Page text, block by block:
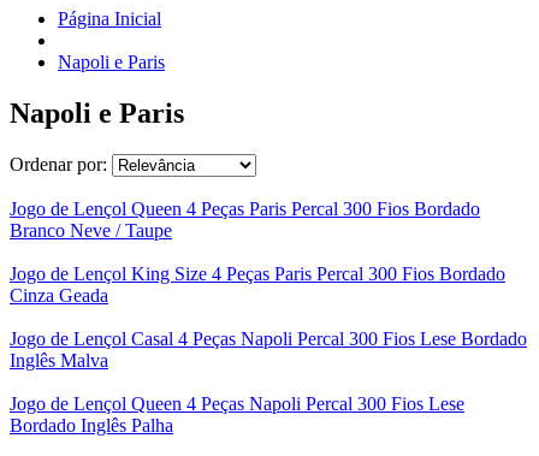
Página Inicial
Napoli e Paris
Napoli e Paris
Ordenar por:
Jogo de Lençol Queen 4 Peças Paris Percal 300 Fios Bordado
Branco Neve / Taupe
Jogo de Lençol King Size 4 Peças Paris Percal 300 Fios Bordado
Cinza Geada
Jogo de Lençol Casal 4 Peças Napoli Percal 300 Fios Lese Bordado
Inglês Malva
Jogo de Lençol Queen 4 Peças Napoli Percal 300 Fios Lese
Bordado Inglês Palha